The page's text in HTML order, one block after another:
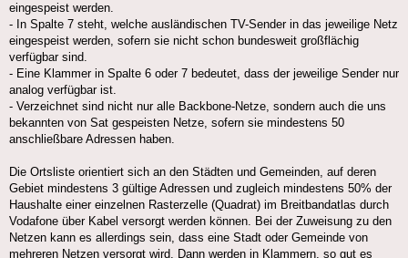
eingespeist werden.
- In Spalte 7 steht, welche ausländischen TV-Sender in das jeweilige Netz
eingespeist werden, sofern sie nicht schon bundesweit großflächig
verfügbar sind.
- Eine Klammer in Spalte 6 oder 7 bedeutet, dass der jeweilige Sender nur
analog verfügbar ist.
- Verzeichnet sind nicht nur alle Backbone-Netze, sondern auch die uns
bekannten von Sat gespeisten Netze, sofern sie mindestens 50
anschließbare Adressen haben.
Die Ortsliste orientiert sich an den Städten und Gemeinden, auf deren
Gebiet mindestens 3 gültige Adressen und zugleich mindestens 50% der
Haushalte einer einzelnen Rasterzelle (Quadrat) im Breitbandatlas durch
Vodafone über Kabel versorgt werden können. Bei der Zuweisung zu den
Netzen kann es allerdings sein, dass eine Stadt oder Gemeinde von
mehreren Netzen versorgt wird. Dann werden in Klammern, so gut es